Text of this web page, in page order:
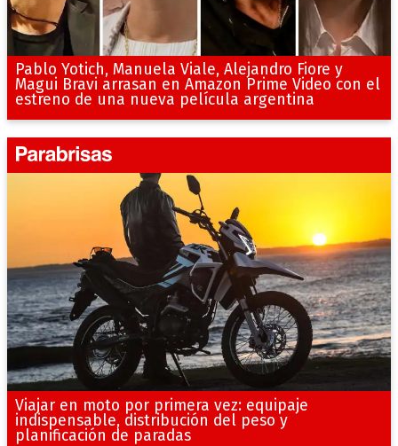
Pablo Yotich, Manuela Viale, Alejandro Fiore y
Magui Bravi arrasan en Amazon Prime Video con el
estreno de una nueva película argentina
Viajar en moto por primera vez: equipaje
indispensable, distribución del peso y
planificación de paradas